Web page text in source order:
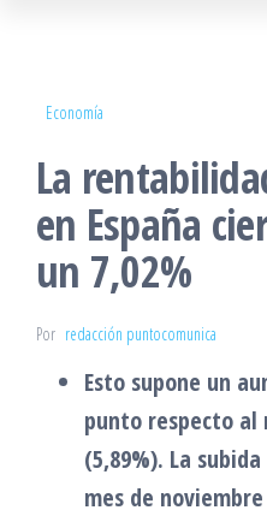
Economía
La
en España
un 7,02%
Por redacción puntocomunica
Esto supone un
punto respecto al
(5,89%). La
mes de